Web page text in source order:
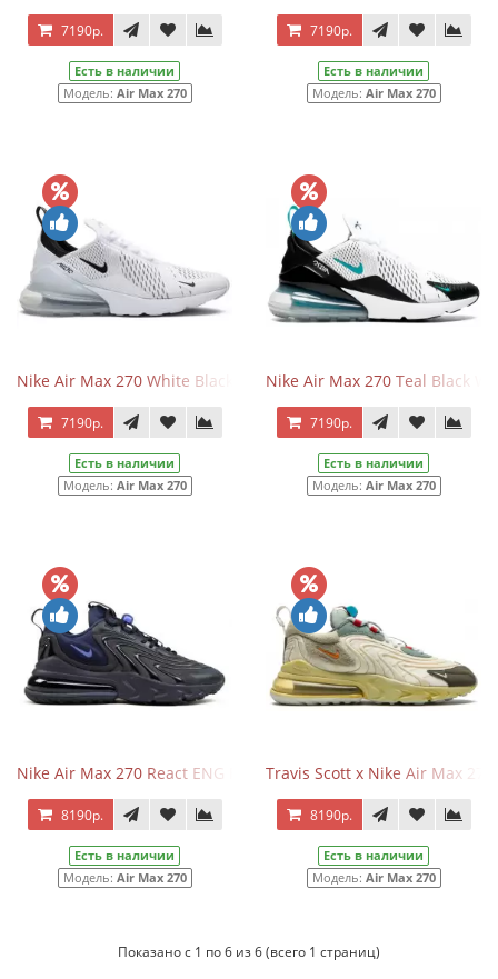
7190р.
Есть в наличии
Модель: Air Max 270
7190р.
Есть в наличии
Модель: Air Max 270
Nike Air Max 270 White Black
7190р.
Есть в наличии
Модель: Air Max 270
Nike Air Max 270 Teal Black
7190р.
Есть в наличии
Модель: Air Max 270
Nike Air Max 270 React ENG Black Sapphire
8190р.
Есть в наличии
Модель: Air Max 270
Travis Scott x Nike Air Max
8190р.
Есть в наличии
Модель: Air Max 270
Показано с 1 по 6 из 6 (всего 1 страниц)